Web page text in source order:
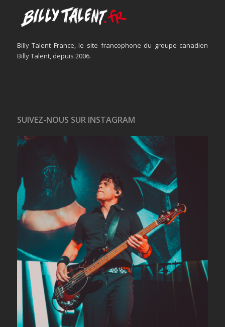
Billy Talent France, le site francophone du groupe canadien
Billy Talent, depuis 2006.
SUIVEZ-NOUS SUR INSTAGRAM